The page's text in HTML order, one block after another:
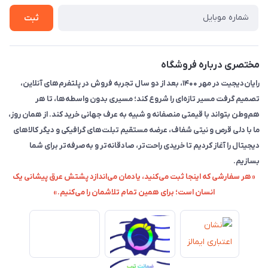
ثبت
مختصری درباره فروشگاه
رایان‌دیجیت در مهر ۱۴۰۰، بعد از دو سال تجربه فروش در پلتفرم‌های آنلاین،
تصمیم گرفت مسیر تازه‌ای را شروع کند؛ مسیری بدون واسطه‌ها، تا هر
هم‌وطن بتواند با قیمتی منصفانه و شبیه به عرف جهانی خرید کند. از همان روز،
ما با دلی قرص و نیتی شفاف، عرضه مستقیم تبلت‌های گرافیکی و دیگر کالاهای
دیجیتال را آغاز کردیم تا خریدی راحت‌تر، صادقانه‌تر و به‌صرفه‌تر برای شما
بسازیم.
«هر سفارشی که اینجا ثبت می‌کنید، یادمان می‌اندازد پشتش عرق پیشانی یک
انسان است؛ برای همین تمام تلاشمان را می‌کنیم.»